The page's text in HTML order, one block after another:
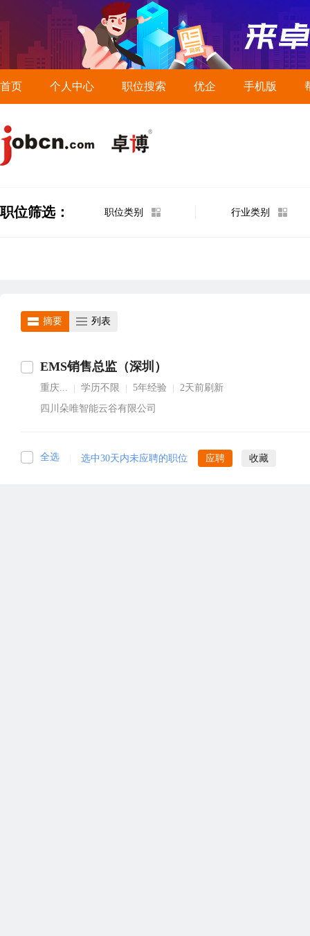
首页 个人中心 职位搜索 优企 手机版
职位筛选： 职位类别 行业类别
摘要 列表
EMS销售总监（深圳）
重庆... 学历不限 5年经验
2天前刷新
四川朵唯智能云谷有限公司
全选 选中30天内未应聘的职位 应聘 收藏